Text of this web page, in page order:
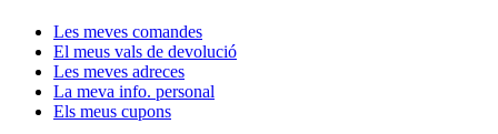
Les meves comandes
El meus vals de devolució
Les meves adreces
La meva info. personal
Els meus cupons